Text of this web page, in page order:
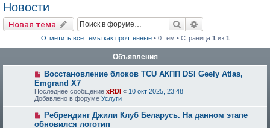
Новости
Новая тема Поиск
Отметить все темы как прочтённые• 0 тем • Страница 1 из 1
Объявления
Восстановление блоков TCU АКПП DSI Geely Atlas,
Emgrand X7
Последнее сообщение xRDI « 10 окт 2025, 23:48
Добавлено в форуме Услуги
Ребрендинг Джили Клуб Беларусь. На данном этапе
обновился логотип